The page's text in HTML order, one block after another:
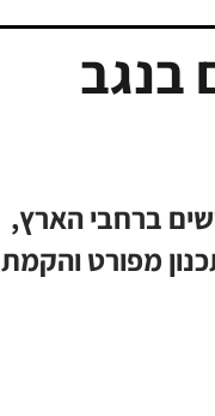
בנגב
ברחבי הארץ,
מפורט והקמת